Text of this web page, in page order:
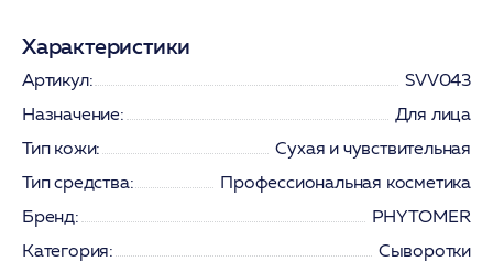
Характеристики
Артикул:
SVV043
Назначение:
Для лица
Тип кожи:
Сухая и чувствительная
Тип средства:
Профессиональная косметика
Бренд:
PHYTOMER
Категория:
Сыворотки